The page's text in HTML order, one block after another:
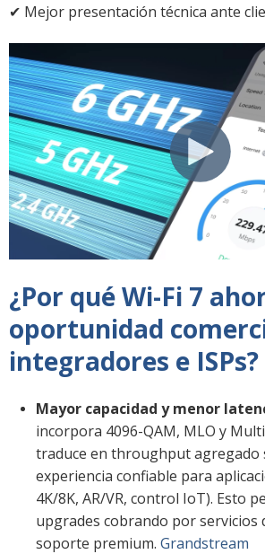
✔ Mejor presentación técnica ante
¿Por qué Wi-Fi 7
oportunidad
integradores e ISPs?
Mayor capacidad y menor
incorpora 4096-QAM, MLO y
traduce en throughput agregado
experiencia confiable para
4K/8K, AR/VR, control IoT). Esto
upgrades cobrando por servicios
soporte premium. Grandstream